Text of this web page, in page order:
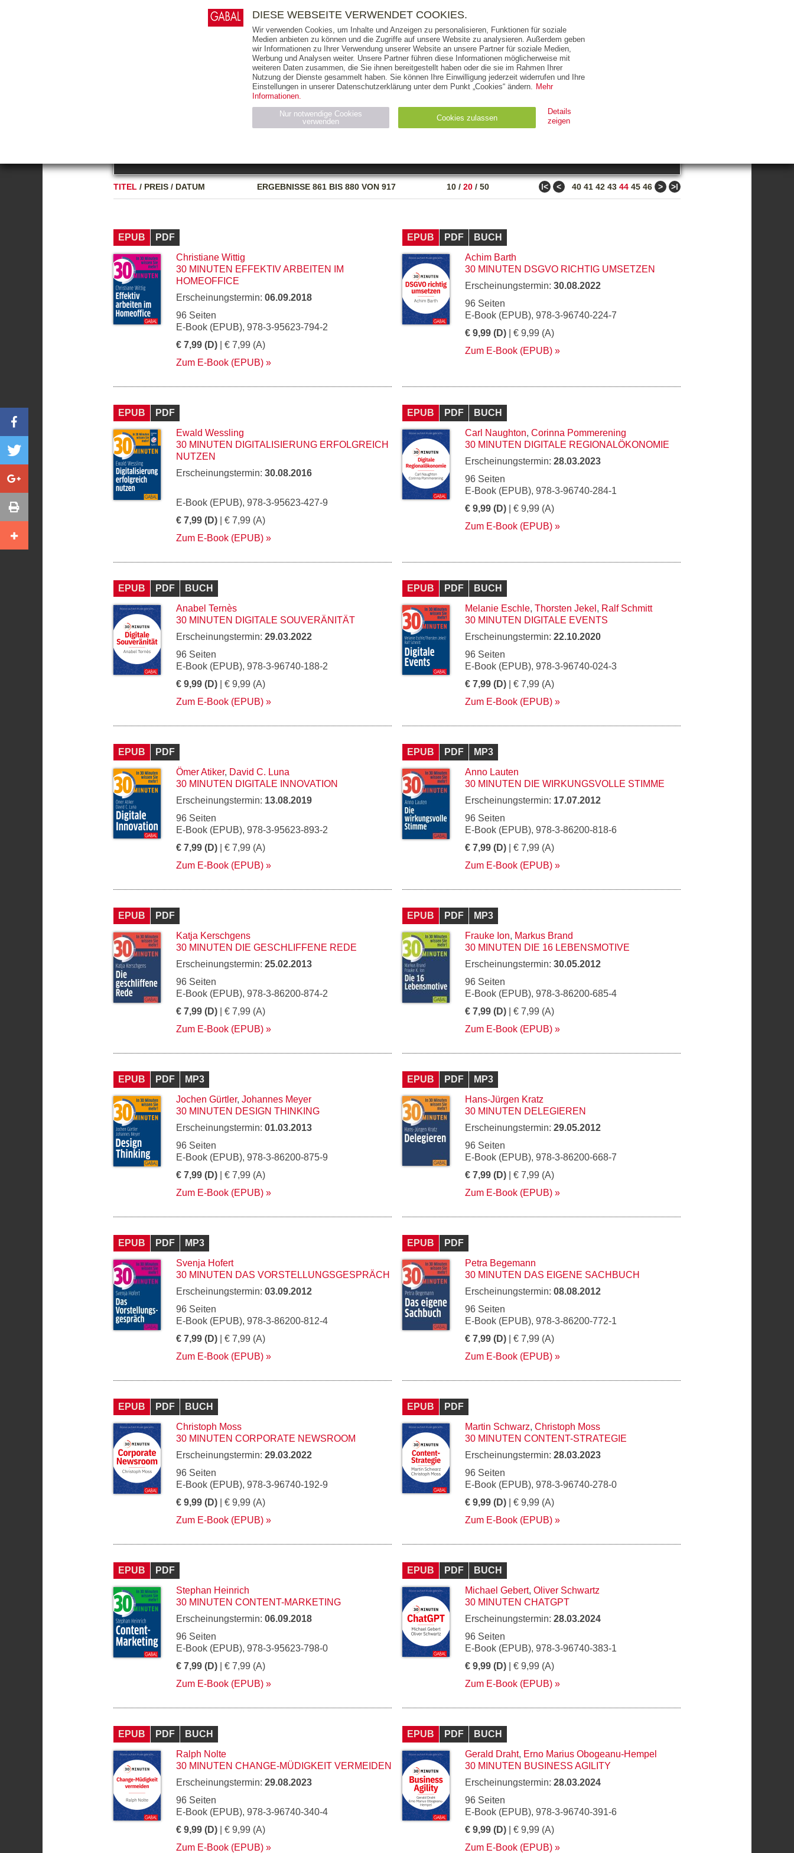
AUSGABEART AUS DER REIHE ZUM THEMA
TITEL / PREIS / DATUM ERGEBNISSE861 BIS 880 VON 917 10 / 20 / 50 ǀ< < 40 41 42 43 44 45 46 > >ǀ
EPUB
PDF
Christiane Wittig
30 MINUTEN EFFEKTIV ARBEITEN IM
HOMEOFFICE
Erscheinungstermin: 06.09.2018
96 Seiten
E-Book (EPUB), 978-3-95623-794-2
€ 7,99 (D) | € 7,99 (A)
Zum E-Book (EPUB)
EPUB PDF
BUCH
Achim Barth
30 MINUTEN DSGVO RICHTIG UMSETZEN
Erscheinungstermin: 30.08.2022
96 Seiten
E-Book (EPUB), 978-3-96740-224-7
€ 9,99 (D) | € 9,99 (A)
Zum E-Book (EPUB)
EPUB
PDF
Ewald Wessling
30 MINUTEN DIGITALISIERUNG ERFOLGREICH
NUTZEN
Erscheinungstermin: 30.08.2016
E-Book (EPUB), 978-3-95623-427-9
€ 7,99 (D) | € 7,99 (A)
Zum E-Book (EPUB)
EPUB PDF
BUCH
Carl Naughton, Corinna Pommerening
30 MINUTEN DIGITALE REGIONALÖKONOMIE
Erscheinungstermin: 28.03.2023
96 Seiten
E-Book (EPUB), 978-3-96740-284-1
€ 9,99 (D) | € 9,99 (A)
Zum E-Book (EPUB)
EPUB PDF
BUCH
Anabel Ternès
30 MINUTEN DIGITALE SOUVERÄNITÄT
Erscheinungstermin: 29.03.2022
96 Seiten
E-Book (EPUB), 978-3-96740-188-2
€ 9,99 (D) | € 9,99 (A)
Zum E-Book (EPUB)
EPUB PDF
BUCH
Melanie Eschle, Thorsten Jekel , Ralf Schmitt
30 MINUTEN DIGITALE EVENTS
Erscheinungstermin: 22.10.2020
96 Seiten
E-Book (EPUB), 978-3-96740-024-3
€ 7,99 (D) | € 7,99 (A)
Zum E-Book (EPUB)
EPUB
PDF
Ömer Atiker, David C. Luna
30 MINUTEN DIGITALE INNOVATION
Erscheinungstermin: 13.08.2019
96 Seiten
E-Book (EPUB), 978-3-95623-893-2
€ 7,99 (D) | € 7,99 (A)
Zum E-Book (EPUB)
EPUB PDF
MP3
Anno Lauten
30 MINUTEN DIE WIRKUNGSVOLLE STIMME
Erscheinungstermin: 17.07.2012
96 Seiten
E-Book (EPUB), 978-3-86200-818-6
€ 7,99 (D) | € 7,99 (A)
Zum E-Book (EPUB)
EPUB
PDF
Katja Kerschgens
30 MINUTEN DIE GESCHLIFFENE REDE
Erscheinungstermin: 25.02.2013
96 Seiten
E-Book (EPUB), 978-3-86200-874-2
€ 7,99 (D) | € 7,99 (A)
Zum E-Book (EPUB)
EPUB PDF
MP3
Frauke Ion, Markus Brand
30 MINUTEN DIE 16 LEBENSMOTIVE
Erscheinungstermin: 30.05.2012
96 Seiten
E-Book (EPUB), 978-3-86200-685-4
€ 7,99 (D) | € 7,99 (A)
Zum E-Book (EPUB)
EPUB PDF
MP3
Jochen Gürtler, Johannes Meyer
30 MINUTEN DESIGN THINKING
Erscheinungstermin: 01.03.2013
96 Seiten
E-Book (EPUB), 978-3-86200-875-9
€ 7,99 (D) | € 7,99 (A)
Zum E-Book (EPUB)
EPUB PDF
MP3
Hans-Jürgen Kratz
30 MINUTEN DELEGIEREN
Erscheinungstermin: 29.05.2012
96 Seiten
E-Book (EPUB), 978-3-86200-668-7
€ 7,99 (D) | € 7,99 (A)
Zum E-Book (EPUB)
EPUB PDF
MP3
Svenja Hofert
30 MINUTEN DAS VORSTELLUNGSGESPRÄCH
Erscheinungstermin: 03.09.2012
96 Seiten
E-Book (EPUB), 978-3-86200-812-4
€ 7,99 (D) | € 7,99 (A)
Zum E-Book (EPUB)
EPUB
PDF
Petra Begemann
30 MINUTEN DAS EIGENE SACHBUCH
Erscheinungstermin: 08.08.2012
96 Seiten
E-Book (EPUB), 978-3-86200-772-1
€ 7,99 (D) | € 7,99 (A)
Zum E-Book (EPUB)
EPUB PDF
BUCH
Christoph Moss
30 MINUTEN CORPORATE NEWSROOM
Erscheinungstermin: 29.03.2022
96 Seiten
E-Book (EPUB), 978-3-96740-192-9
€ 9,99 (D) | € 9,99 (A)
Zum E-Book (EPUB)
EPUB
PDF
Martin Schwarz, Christoph Moss
30 MINUTEN CONTENT-STRATEGIE
Erscheinungstermin: 28.03.2023
96 Seiten
E-Book (EPUB), 978-3-96740-278-0
€ 9,99 (D) | € 9,99 (A)
Zum E-Book (EPUB)
EPUB
PDF
Stephan Heinrich
30 MINUTEN CONTENT-MARKETING
Erscheinungstermin: 06.09.2018
96 Seiten
E-Book (EPUB), 978-3-95623-798-0
€ 7,99 (D) | € 7,99 (A)
Zum E-Book (EPUB)
EPUB PDF
BUCH
Michael Gebert, Oliver Schwartz
30 MINUTEN CHATGPT
Erscheinungstermin: 28.03.2024
96 Seiten
E-Book (EPUB), 978-3-96740-383-1
€ 9,99 (D) | € 9,99 (A)
Zum E-Book (EPUB)
EPUB PDF
BUCH
Ralph Nolte
30 MINUTEN CHANGE-MÜDIGKEIT VERMEIDEN
Erscheinungstermin: 29.08.2023
96 Seiten
E-Book (EPUB), 978-3-96740-340-4
€ 9,99 (D) | € 9,99 (A)
Zum E-Book (EPUB)
EPUB PDF
BUCH
Gerald Draht, Erno Marius Obogeanu-Hempel
30 MINUTEN BUSINESS AGILITY
Erscheinungstermin: 28.03.2024
96 Seiten
E-Book (EPUB), 978-3-96740-391-6
€ 9,99 (D) | € 9,99 (A)
Zum E-Book (EPUB)
E-BOOKS AUDIO-CDS MP3 NON-BOOKS
THEMEN AUTOREN VERLAG
RIGHTS PRESSE HANDEL FÜR UNTERNEHMEN
DIESE WEBSEITE VERWENDET COOKIES.
Wir verwenden Cookies, um Inhalte und Anzeigen zu personalisieren, Funktionen für soziale
Medien anbieten zu können und die Zugriffe auf unsere Website zu analysieren. Außerdem geben
wir Informationen zu Ihrer Verwendung unserer Website an unsere Partner für soziale Medien,
Werbung und Analysen weiter. Unsere Partner führen diese Informationen möglicherweise mit
weiteren Daten zusammen, die Sie ihnen bereitgestellt haben oder die sie im Rahmen Ihrer
Nutzung der Dienste gesammelt haben. Sie können Ihre Einwilligung jederzeit widerrufen und Ihre
Einstellungen in unserer Datenschutzerklärung unter dem Punkt „Cookies“ ändern. Mehr
Informationen.
Nur notwendige Cookies
verwenden
Cookies zulassen
Details
zeigen
Name Anbieter Zweck Ablauf
Typ
CMS_SESSION_ID
gabal-
Wird für die Speicherung der Benutzer-Session verwendet Session HTTP